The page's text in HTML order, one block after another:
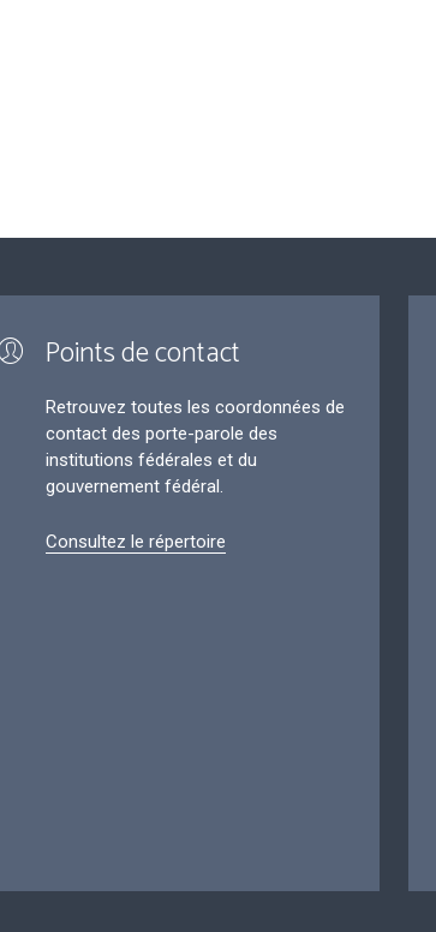
Points de contact
Retrouvez toutes les coordonnées de
contact des porte-parole des
institutions fédérales et du
gouvernement fédéral.
Consultez le répertoire